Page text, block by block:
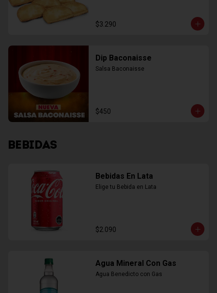
$3.290
Dip Baconaisse
Salsa Baconaisse
$450
BEBIDAS
Bebidas En Lata
Elige tu Bebida en Lata
$2.090
Agua Mineral Con Gas
Agua Benedicto con Gas